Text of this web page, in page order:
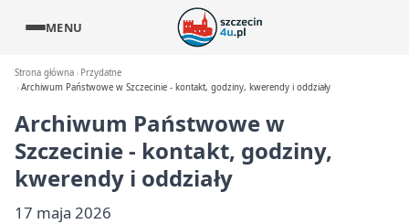
MENU
Strona główna
Przydatne
Archiwum Państwowe w Szczecinie - kontakt, godziny, kwerendy i oddziały
Archiwum Państwowe w
Szczecinie - kontakt, godziny,
kwerendy i oddziały
17 maja 2026